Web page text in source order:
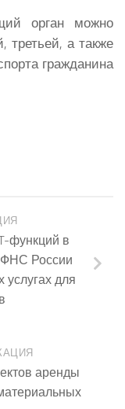
орган можно
третьей, а также
гражданина
функций в
России
для
аренды